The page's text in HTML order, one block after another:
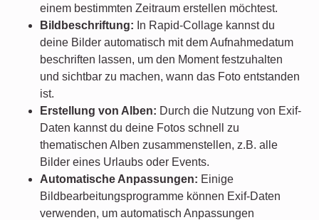
einem bestimmten Zeitraum erstellen möchtest.
Bildbeschriftung: In Rapid-Collage kannst du
deine Bilder automatisch mit dem Aufnahmedatum
beschriften lassen, um den Moment festzuhalten
und sichtbar zu machen, wann das Foto entstanden
ist.
Erstellung von Alben: Durch die Nutzung von Exif-
Daten kannst du deine Fotos schnell zu
thematischen Alben zusammenstellen, z.B. alle
Bilder eines Urlaubs oder Events.
Automatische Anpassungen: Einige
Bildbearbeitungsprogramme können Exif-Daten
verwenden, um automatisch Anpassungen